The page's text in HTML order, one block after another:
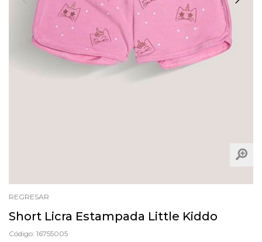
REGRESAR
Short Licra Estampada Little Kiddo
Código: 16755005